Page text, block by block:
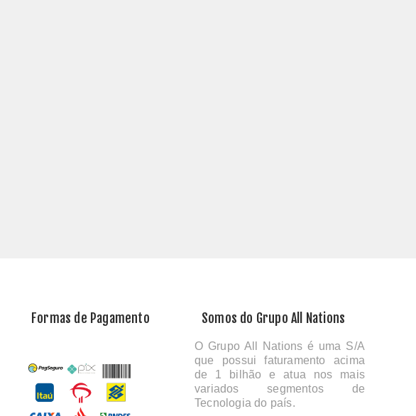
Formas de Pagamento Somos do Grupo All Nations
O Grupo All Nations é uma S/A
que possui faturamento acima
de 1 bilhão e atua nos mais
variados segmentos de
Tecnologia do país.